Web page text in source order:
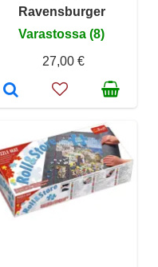
Ravensburger
Varastossa (8)
27,00 €